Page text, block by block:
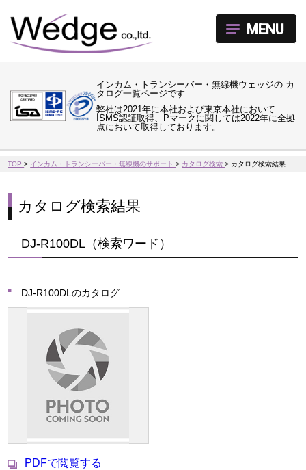
インカム・トランシーバー・無線機ウェッジの カ
タログ一覧ページです
弊社は2021年に本社および東京本社において
ISMS認証取得、Pマークに関しては2022年に全拠
点において取得しております。
MENU
TOP> インカム・トランシーバー・無線機のサポート> カタログ検索> カタログ検索結果
カタログ検索結果
DJ-R100DL（検索ワード）
DJ-R100DLのカタログ
PDFで閲覧する